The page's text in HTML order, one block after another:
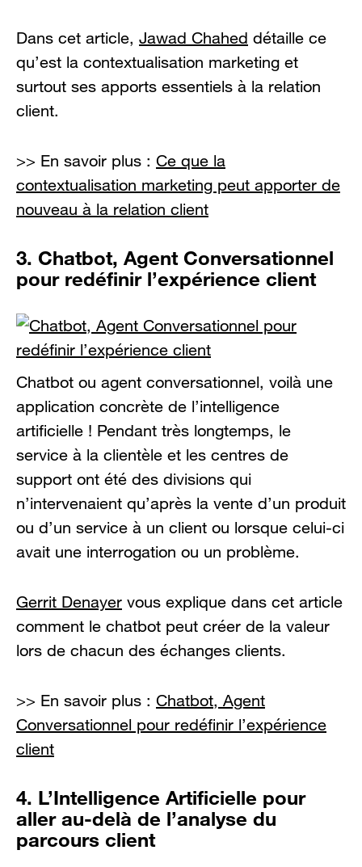
Dans cet article, Jawad Chahed détaille ce
qu’est la contextualisation marketing et
surtout ses apports essentiels à la relation
client.
>> En savoir plus : Ce que la
contextualisation marketing peut apporter de
nouveau à la relation client
3. Chatbot, Agent Conversationnel
pour redéfinir l’expérience client
Chatbot ou agent conversationnel, voilà une
application concrète de l’intelligence
artificielle ! Pendant très longtemps, le
service à la clientèle et les centres de
support ont été des divisions qui
n’intervenaient qu’après la vente d’un produit
ou d’un service à un client ou lorsque celui-ci
avait une interrogation ou un problème.
Gerrit Denayer vous explique dans cet article
comment le chatbot peut créer de la valeur
lors de chacun des échanges clients.
>> En savoir plus : Chatbot, Agent
Conversationnel pour redéfinir l’expérience
client
4. L’Intelligence Artificielle pour
aller au-delà de l’analyse du
parcours client